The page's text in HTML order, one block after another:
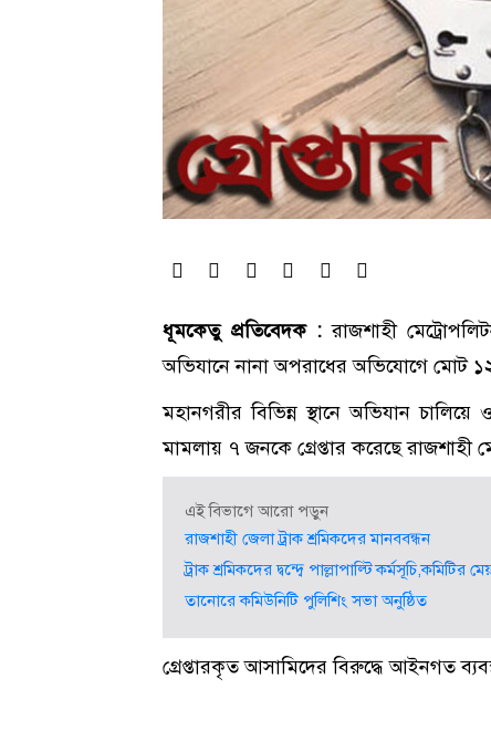
ধূমকেতু প্রতিবেদক :রাজশাহী
অভিযানে নানা অপরাধের অভিযোগে মোট
মহানগরীর বিভিন্ন স্থানে অভিযান
মামলায় ৭ জনকে গ্রেপ্তার করেছে
এই বিভাগে আরো পড়ুন
রাজশাহী জেলা ট্রাক শ্রমিকদের মানববন্ধন
ট্রাক শ্রমিকদের দ্বন্দ্বে পাল্লাপাল্টি কর্মসূচি,কমিটির
তানোরে কমিউনিটি পুলিশিং সভা অনুষ্ঠিত
গ্রেপ্তারকৃত আসামিদের বিরুদ্ধে আইনগত